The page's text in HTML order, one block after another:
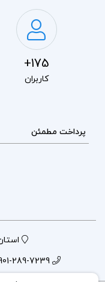
175+
کاربران
پرداخت مطمئن
289-7239